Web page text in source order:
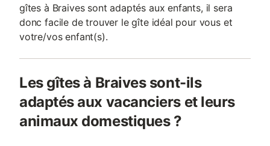
gîtes à Braives sont adaptés aux enfants, il sera
donc facile de trouver le gîte idéal pour vous et
votre/vos enfant(s).
Les gîtes à Braives sont-ils
adaptés aux vacanciers et leurs
animaux domestiques ?